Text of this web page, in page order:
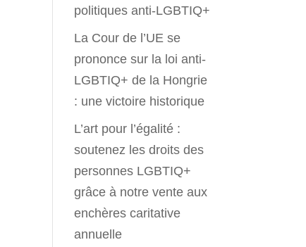
politiques anti-LGBTIQ+
La Cour de l’UE se
prononce sur la loi anti-
LGBTIQ+ de la Hongrie
: une victoire historique
L’art pour l’égalité :
soutenez les droits des
personnes LGBTIQ+
grâce à notre vente aux
enchères caritative
annuelle